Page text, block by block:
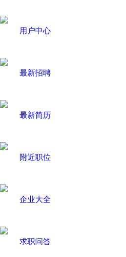
用户中心
最新招聘
最新简历
附近职位
企业大全
求职问答